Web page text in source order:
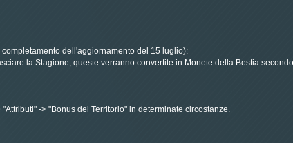
dell'aggiornamento del 15 luglio):
la Stagione, queste verranno convertite in Monete della Bestia
-> "Bonus del Territorio" in determinate circostanze.